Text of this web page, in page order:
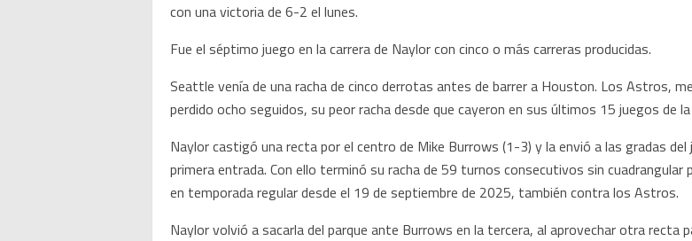
con una victoria de 6-2 el lunes.
Fue el séptimo juego en la carrera de Naylor con cinco o más carreras producidas.
Seattle venía de una racha de cinco derrotas antes de barrer a Houston. Los Astros,
perdido ocho seguidos, su peor racha desde que cayeron en sus últimos 15 juegos de
Naylor castigó una recta por el centro de Mike Burrows (1-3) y la envió a las gradas
primera entrada. Con ello terminó su racha de 59 turnos consecutivos sin cuadrangular
en temporada regular desde el 19 de septiembre de 2025, también contra los Astros.
Naylor volvió a sacarla del parque ante Burrows en la tercera, al aprovechar otra recta